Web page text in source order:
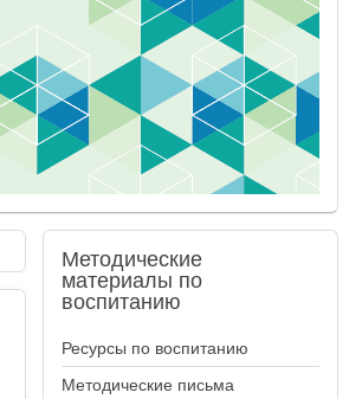
Методические
материалы по
воспитанию
Ресурсы по воспитанию
Методические письма